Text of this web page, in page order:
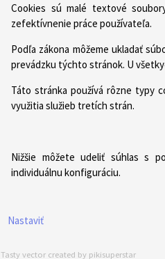
Cookies sú malé textové
zefektívnenie práce používateľa.
Podľa zákona môžeme ukladať
prevádzku týchto stránok. U
Táto stránka používá rôzne typy
využitia služieb tretích strán.
Nižšie môžete udeliť súhlas s
individuálnu konfiguráciu.
Nastaviť
Tasty vector created by pikisuperstar